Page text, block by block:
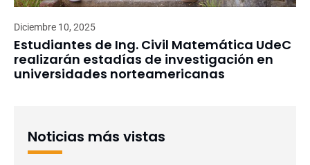
Diciembre 10, 2025
Estudiantes de Ing. Civil Matemática UdeC
realizarán estadías de investigación en
universidades norteamericanas
Noticias más vistas